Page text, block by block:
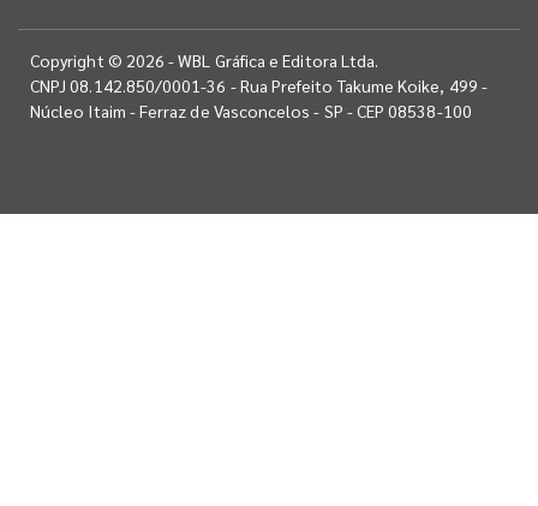
Copyright © 2026 - WBL Gráfica e Editora Ltda.
CNPJ 08.142.850/0001-36 - Rua Prefeito Takume Koike, 499 -
Núcleo Itaim - Ferraz de Vasconcelos - SP - CEP 08538-100